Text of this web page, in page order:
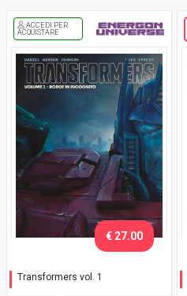
ACCEDI PER
ACQUISTARE
Transformers vol. 1
€ 27.00